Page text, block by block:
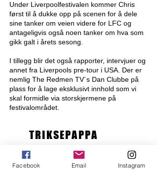
Under Liverpoolfestivalen kommer Chris
først til å dukke opp på scenen for å dele
sine tanker om veien videre for LFC og
antageligvis også noen tanker om hva som
gikk galt i årets sesong.
I tillegg blir det også rapporter, intervjuer og
annet fra Liverpools pre-tour i USA. Der er
nemlig The Redmen TV`s Dan Clubbe på
plass for å lage eksklusivt innhold som vi
skal formidle via storskjermene på
festivalområdet.
TRIKSEPAPPA
Facebook Email Instagram